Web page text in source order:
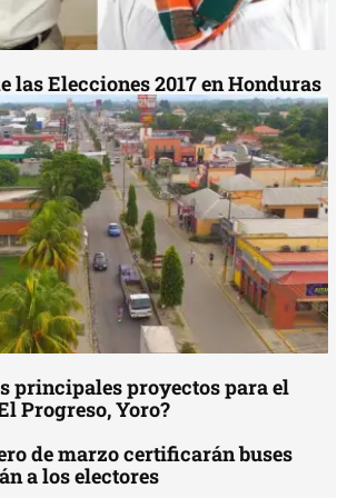
las Elecciones 2017 en Honduras
principales proyectos para el
Progreso, Yoro?
de marzo certificarán buses
a los electores